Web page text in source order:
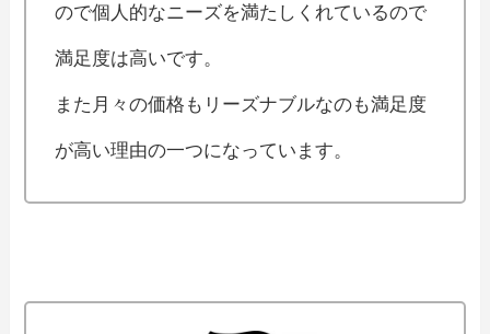
ので個人的なニーズを満たしくれているので
満足度は高いです。
また月々の価格もリーズナブルなのも満足度
が高い理由の一つになっています。